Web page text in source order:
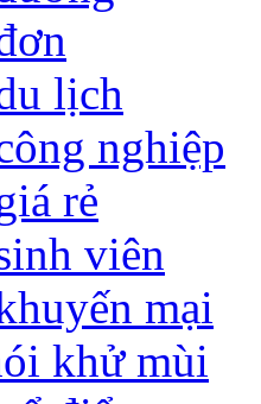
lịch
nghiệp
rẻ
viên
mại
khử mùi